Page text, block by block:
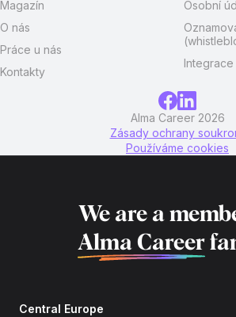
Magazín
O nás
Práce u nás
Kontakty
Osobní
Integrace
Alma Career 2026
Zásady ochrany
Používáme cookies
We are a
Alma Career
Central Europe